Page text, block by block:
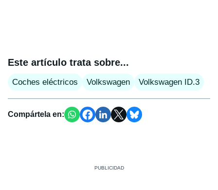
Este artículo trata sobre...
Coches eléctricos Volkswagen Volkswagen ID.3
Compártela en: